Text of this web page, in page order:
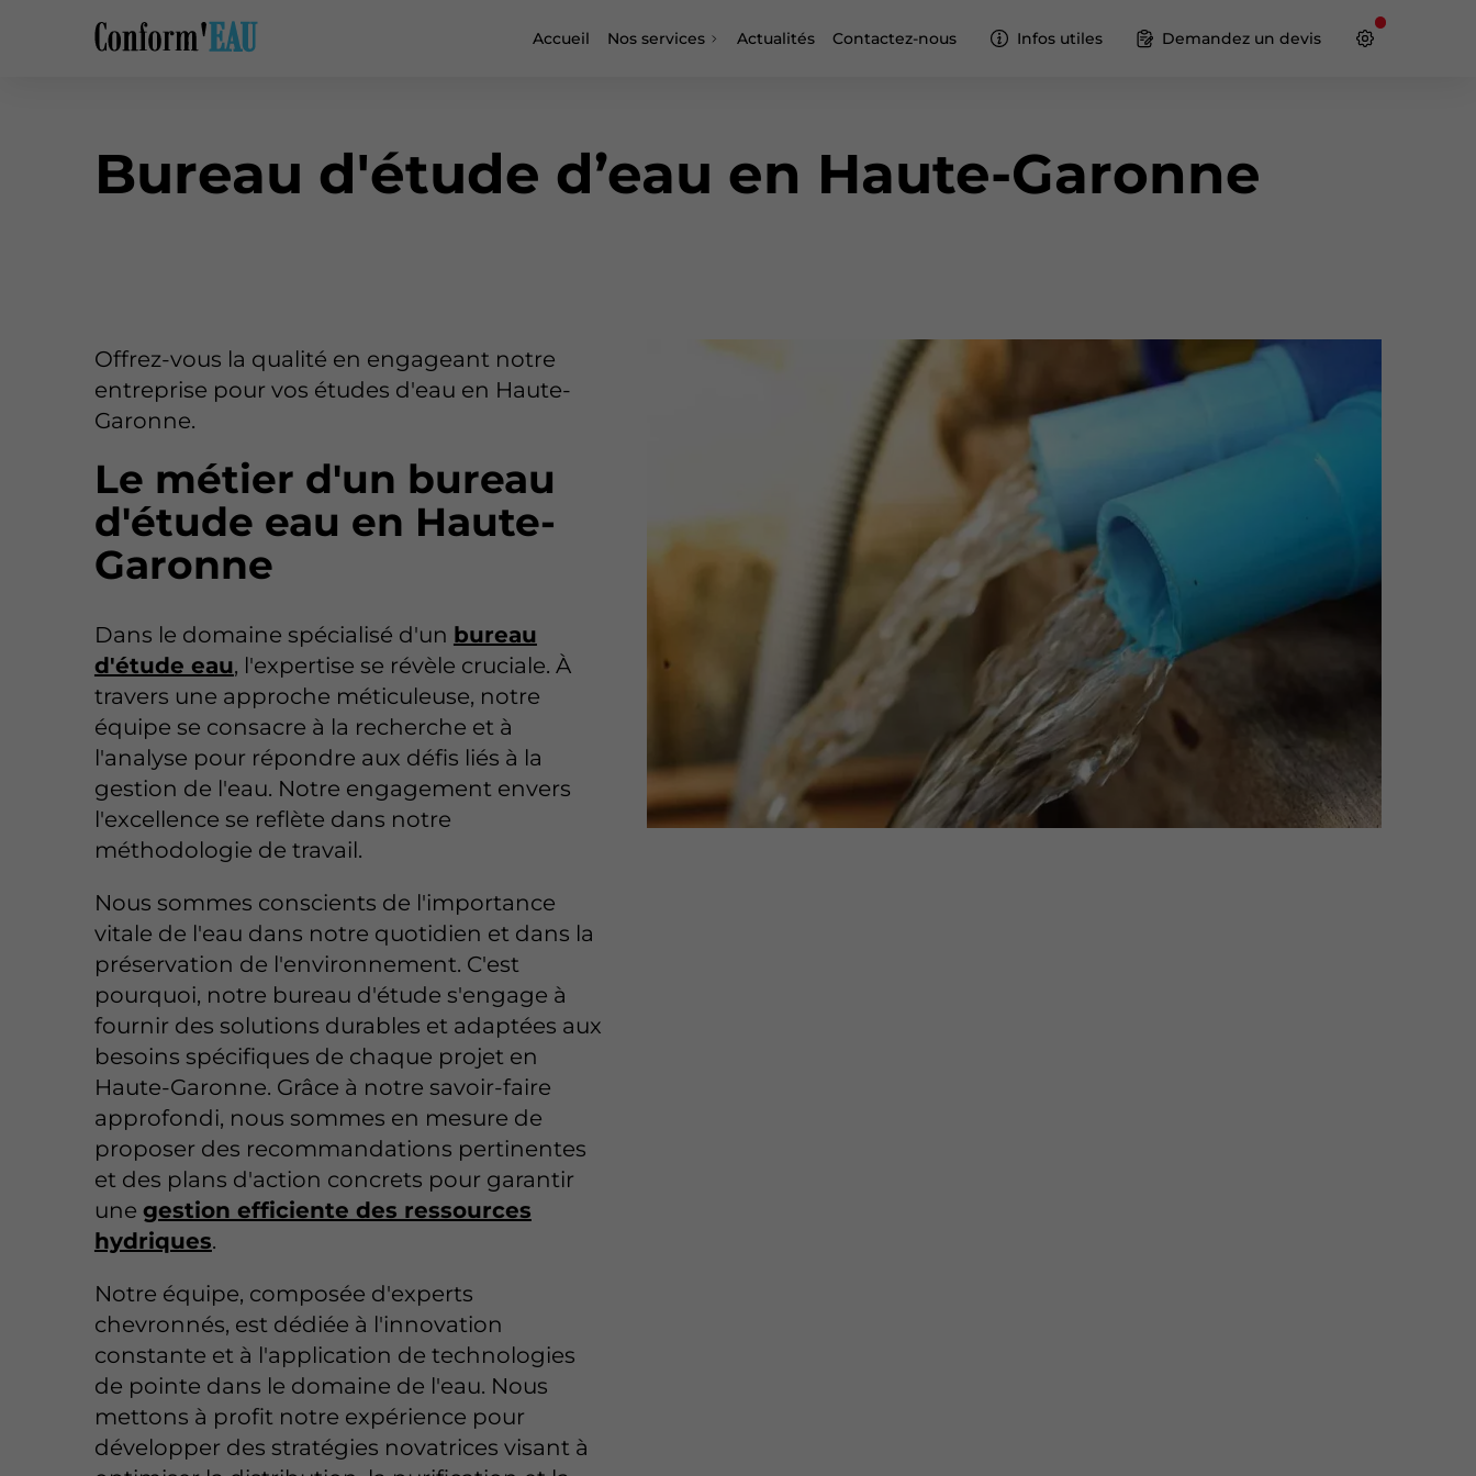
Accueil Nos services Actualités Contactez-nous Infos utiles Demandez un devis
Bureau d'étude d’eau en Haute-Garonne
Offrez-vous la qualité en engageant notre
entreprise pour vos études d'eau en Haute-
Garonne.
Le métier d'un bureau
d'étude eau en Haute-
Garonne
Dans le domaine spécialisé d'un bureau
d'étude eau, l'expertise se révèle cruciale. À
travers une approche méticuleuse, notre
équipe se consacre à la recherche et à
l'analyse pour répondre aux défis liés à la
gestion de l'eau. Notre engagement envers
l'excellence se reflète dans notre
méthodologie de travail.
Nous sommes conscients de l'importance
vitale de l'eau dans notre quotidien et dans la
préservation de l'environnement. C'est
pourquoi, notre bureau d'étude s'engage à
fournir des solutions durables et adaptées aux
besoins spécifiques de chaque projet en
Haute-Garonne. Grâce à notre savoir-faire
approfondi, nous sommes en mesure de
proposer des recommandations pertinentes
et des plans d'action concrets pour garantir
une gestion efficiente des ressources
hydriques.
Notre équipe, composée d'experts
chevronnés, est dédiée à l'innovation
constante et à l'application de technologies
de pointe dans le domaine de l'eau. Nous
mettons à profit notre expérience pour
développer des stratégies novatrices visant à